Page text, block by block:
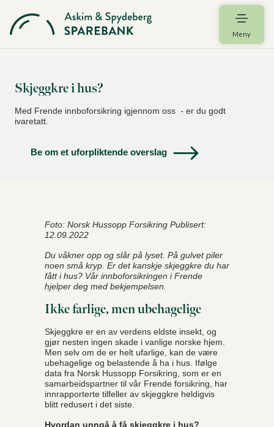
Meny
Skjeggkre i hus?
Med Frende innboforsikring igjennom oss - er du godt
ivaretatt.
Be om et uforpliktende overslag
Foto: Norsk Hussopp Forsikring Publisert:
12.09.2022
Du våkner opp og slår på lyset. På gulvet piler
noen små kryp. Er det kanskje skjeggkre du har
fått i hus? Vår innboforsikringen i Frende
hjelper deg med bekjempelsen.
Ikke farlige, men ubehagelige
Skjeggkre er en av verdens eldste insekt, og
gjør nesten ingen skade i vanlige norske hjem.
Men selv om de er helt ufarlige, kan de være
ubehagelige og belastende å ha i hus. Ifølge
data fra Norsk Hussopp Forsikring, som er en
samarbeidspartner til vår Frende forsikring, har
innrapporterte tilfeller av skjeggkre heldigvis
blitt redusert i det siste.
Hvordan unngå å få skjeggkre i hus?